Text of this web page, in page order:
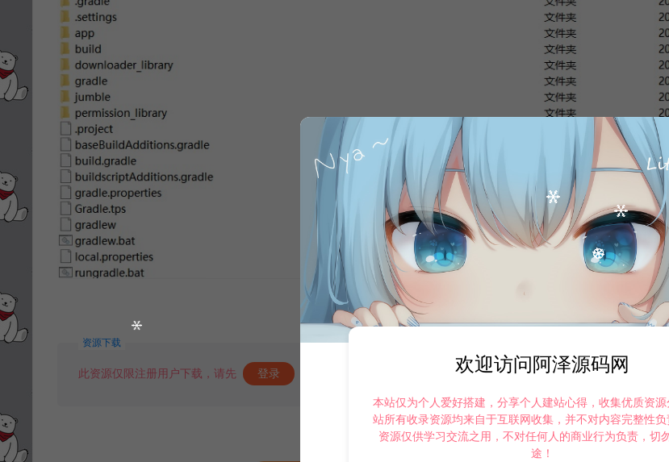
资源下载
此资源仅限注册用户下载，请先 登录 欢迎访问阿泽源码网
本站仅为个人爱好搭建，分享个人建站心得，收集优质资源
站所有收录资源均来自于互联网收集，并不对内容完整性
资源仅供学习交流之用，不对任何人的商业行为负责，切
途！